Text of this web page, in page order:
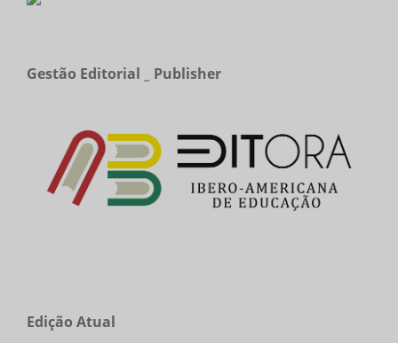
Gestão Editorial _ Publisher
Edição Atual